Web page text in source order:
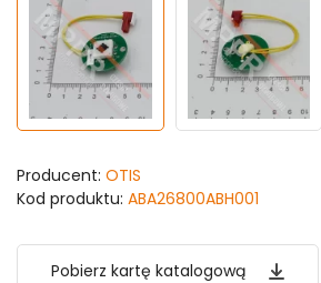
Producent: OTIS
Kod produktu: ABA26800ABH001
Pobierz kartę katalogową